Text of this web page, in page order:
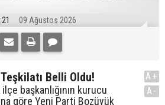
09 Ağustos 2026
Belli Oldu!
başkanlığının kurucu
göre Yeni Parti Bozüyük
A+
A-